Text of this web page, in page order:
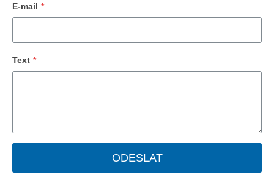
E-mail *
Text *
ODESLAT